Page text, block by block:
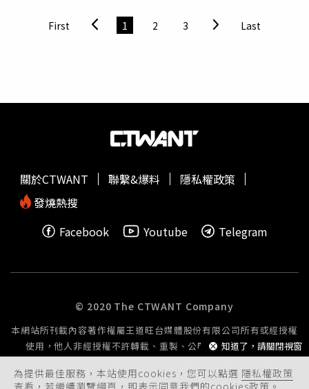
皮卡的8倍，不僅大幅減少往返垃圾場的次數，也讓公司能
承接更多大型案件，並開始聘請員工協助作業。報導指出，
已達300萬美元，預估2026年可望突破500萬美元。目前
島，擁有約25名員工及7輛傾卸卡車。兄弟倆表示，希望未
來能將服務拓展至全美各地。除了事業持續成長，兩人也積
升品牌知名度，也成為招募年輕員工的重要管道。回顧
歷程，柯克認為，許多人遲遲無法踏出第一步，是因為總想
只是從賣出第一件二手商品、買下第一輛皮卡、完成第一份
忙得團團轉，1週就要吃掉近半頭豬，1天消耗約8斤白米、
1頓要30顆雞蛋，24瓶裝飲料1天還能喝掉2箱，但看著大家
爾會送來蔬菜、生活物資幫忙，知道他不收錢，因此改用其
由自己負責。大陸重慶1名被暱稱為「宇宙舅舅」的男子龔
玲軍，每逢寒暑假都會迎接10多名外甥到家中同住。（圖／
姊、姊夫們幫助，沒有家人的支持，就沒有今天的自己，因
此希望用實際行動回報家人，也讓下一代從小培養深厚的感
一樣齊聚一堂將愈來愈困難，因此格外珍惜每一次相聚。這
期款，讓他感動不已。龔玲軍表示，最大的外甥才剛開始工
作，最小的還在念小學，能存下這筆錢十分不容易，也讓他
感受到多年陪伴沒有白費。如今，「宇宙舅舅」一家人的故
事持續在網路上受到關注。對龔玲軍而言，照顧一大群孩子
雖然辛苦，卻換來難得的親情與歡笑。他說，希望透過每年
寒暑假的相聚，讓孩子們彼此感情更加緊密，也讓家族凝聚
First 1 2 3 Last
為提供最佳服務，本站使用cookies，您可以點選 隱私權政策
查看，若繼續瀏覽網頁，即表示同意我們的cookies政策。
知道了，請關閉視窗
關於CTWANT 聯繫&爆料
隱私權政策
發燒熱搜
Facebook
Youtube Telegram
© 2020 The CTWANT Company
本網站所刊載內容著作權屬王道旺台媒體股份有限公司所有或經授權
使用，他人非經授權不許轉載、重製、公開播送或公開傳輸。